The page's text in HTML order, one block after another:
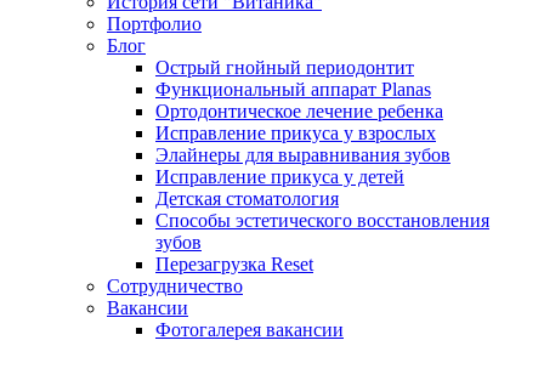
Портфолио
Блог
Острый гнойный периодонтит
Функциональный аппарат Planas
Ортодонтическое лечение ребенка
Исправление прикуса у взрослых
Элайнеры для выравнивания зубов
Исправление прикуса у детей
Детская стоматология
Способы эстетического восстановления
зубов
Перезагрузка Reset
Сотрудничество
Вакансии
Фотогалерея вакансии